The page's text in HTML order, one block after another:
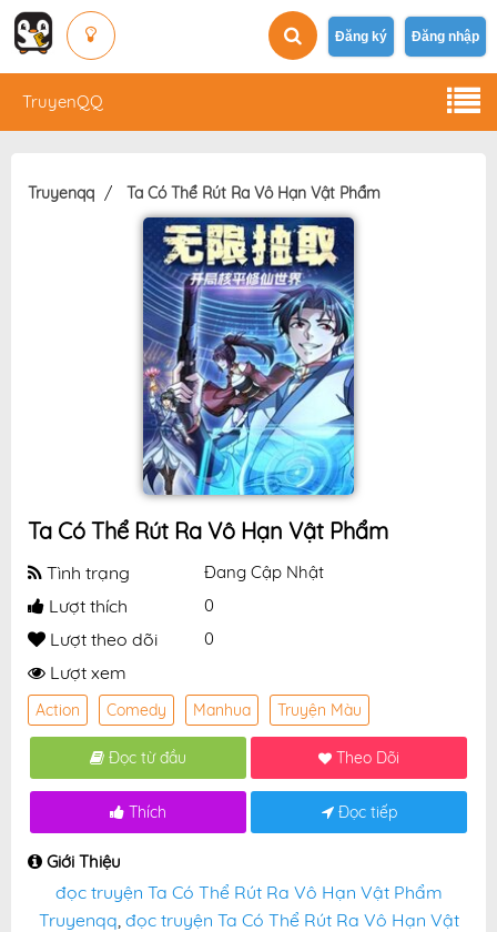
Đăng ký Đăng nhập
TruyenQQ
Truyenqq Ta Có Thể Rút Ra Vô Hạn Vật Phẩm
Ta Có Thể Rút Ra Vô Hạn Vật Phẩm
Tình trạng Đang Cập Nhật
Lượt thích 0
Lượt theo dõi 0
Lượt xem
Action Comedy Manhua Truyện Màu
Đọc từ đầu Theo Dõi
Thích Đọc tiếp
Giới Thiệu
đọc truyện Ta Có Thể Rút Ra Vô Hạn Vật Phẩm
Truyenqq,đọc truyện Ta Có Thể Rút Ra Vô Hạn Vật